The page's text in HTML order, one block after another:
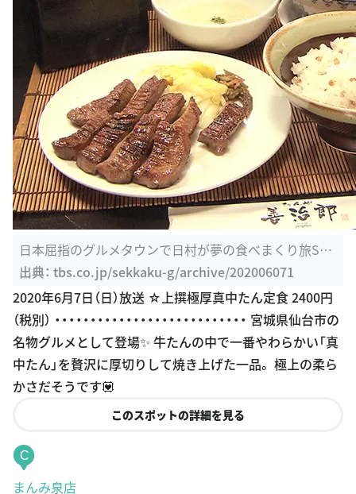
日本屈指のグルメタウンで日村が夢の食べまくり旅SP：
2020年6月7日 ...
出典： tbs.co.jp/sekkaku-g/archive/202006071
2020年6月7日（日）放送 ☆上撰極厚真中たん定食 2400円
（税別） ・・・・・・・・・・・・・・・・・・・・・・・・・・・ 宮城県仙台市の
名物グルメとして登場✨ 牛たんの中で一番やわらかい「真
中たん」を贅沢に厚切りして焼き上げた一品。 極上の柔ら
かさだそうです💟
このスポットの詳細を見る
C
まんみ泉店